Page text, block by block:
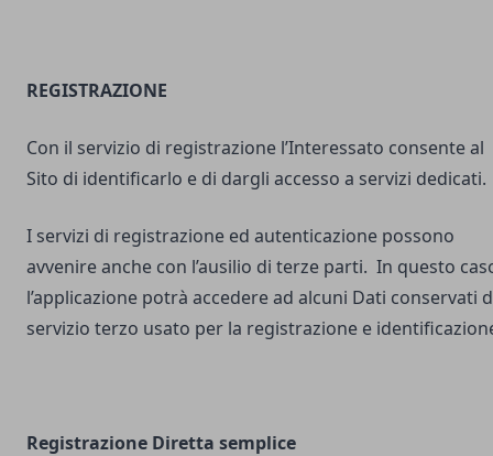
REGISTRAZIONE
Con il servizio di registrazione l’Interessato consente al
Sito di identificarlo e di dargli accesso a servizi dedicati.
I servizi di registrazione ed autenticazione possono
avvenire anche con l’ausilio di terze parti. In questo
l’applicazione potrà accedere ad alcuni Dati conservati
servizio terzo usato per la registrazione e
Registrazione Diretta semplice